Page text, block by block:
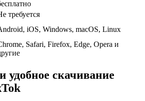
требуется
iOS, Windows, macOS, Linux
Safari, Firefox, Edge, Opera и
удобное скачивание